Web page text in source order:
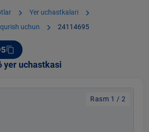
chevron_right Yer uchastkalari chevron_right
uchun chevron_right 24114695
content_copy
yer uchastkasi
Rasm 1 / 2